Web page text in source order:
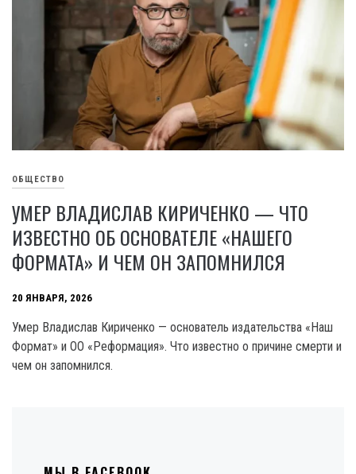
ОБЩЕСТВО
УМЕР ВЛАДИСЛАВ КИРИЧЕНКО — ЧТО
ИЗВЕСТНО ОБ ОСНОВАТЕЛЕ «НАШЕГО
ФОРМАТА» И ЧЕМ ОН ЗАПОМНИЛСЯ
20 ЯНВАРЯ, 2026
Умер Владислав Кириченко — основатель издательства «Наш
Формат» и ОО «Реформация». Что известно о причине смерти и
чем он запомнился.